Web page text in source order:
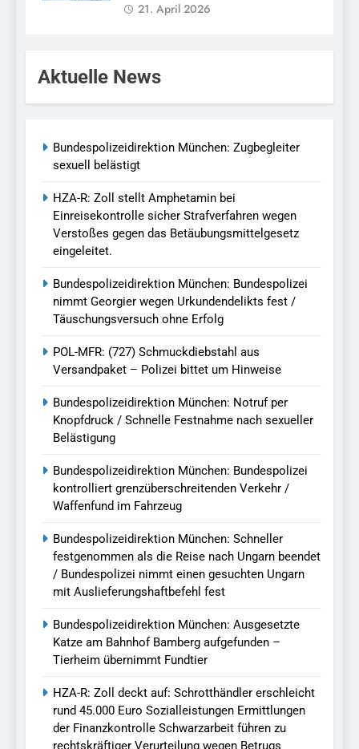
21. April 2026
Aktuelle News
Bundespolizeidirektion München: Zugbegleiter
sexuell belästigt
HZA-R: Zoll stellt Amphetamin bei
Einreisekontrolle sicher Strafverfahren wegen
Verstoßes gegen das Betäubungsmittelgesetz
eingeleitet.
Bundespolizeidirektion München: Bundespolizei
nimmt Georgier wegen Urkundendelikts fest /
Täuschungsversuch ohne Erfolg
POL-MFR: (727) Schmuckdiebstahl aus
Versandpaket – Polizei bittet um Hinweise
Bundespolizeidirektion München: Notruf per
Knopfdruck / Schnelle Festnahme nach sexueller
Belästigung
Bundespolizeidirektion München: Bundespolizei
kontrolliert grenzüberschreitenden Verkehr /
Waffenfund im Fahrzeug
Bundespolizeidirektion München: Schneller
festgenommen als die Reise nach Ungarn beendet
/ Bundespolizei nimmt einen gesuchten Ungarn
mit Auslieferungshaftbefehl fest
Bundespolizeidirektion München: Ausgesetzte
Katze am Bahnhof Bamberg aufgefunden –
Tierheim übernimmt Fundtier
HZA-R: Zoll deckt auf: Schrotthändler erschleicht
rund 45.000 Euro Sozialleistungen Ermittlungen
der Finanzkontrolle Schwarzarbeit führen zu